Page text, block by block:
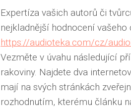
Expertíza vašich autorů či
nejkladnější hodnocení vašeho
https://audioteka.com/cz/
Vezměte v úvahu následující
rakoviny. Najdete dva
mají na svých stránkách
rozhodnutím, kterému článku